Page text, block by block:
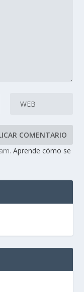
Aprende cómo se